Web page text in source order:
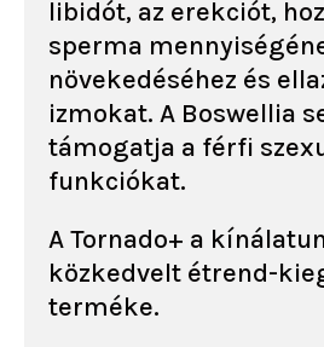
libidót, az erekciót,
sperma
növekedéséhez és
izmokat. A Boswellia
támogatja a férfi
funkciókat.
A Tornado+ a
közkedvelt étrend-
terméke.